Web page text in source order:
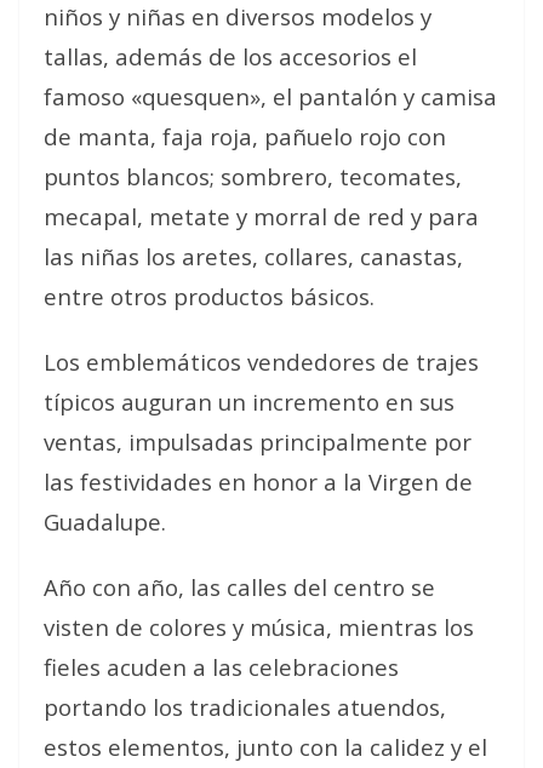
niños y niñas en diversos modelos y
tallas, además de los accesorios el
famoso «quesquen», el pantalón y camisa
de manta, faja roja, pañuelo rojo con
puntos blancos; sombrero, tecomates,
mecapal, metate y morral de red y para
las niñas los aretes, collares, canastas,
entre otros productos básicos.
Los emblemáticos vendedores de trajes
típicos auguran un incremento en sus
ventas, impulsadas principalmente por
las festividades en honor a la Virgen de
Guadalupe.
Año con año, las calles del centro se
visten de colores y música, mientras los
fieles acuden a las celebraciones
portando los tradicionales atuendos,
estos elementos, junto con la calidez y el